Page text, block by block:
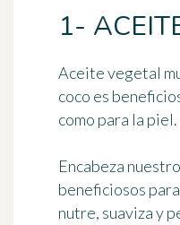
1-
Aceite vegetal
coco es
como para la piel.
Encabeza
beneficiosos
nutre, suaviza y